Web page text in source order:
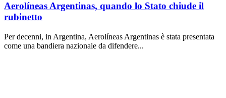
Aerolíneas Argentinas, quando lo Stato chiude il
rubinetto
Per decenni, in Argentina, Aerolíneas Argentinas è stata presentata
come una bandiera nazionale da difendere...